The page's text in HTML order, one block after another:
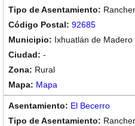
92685
Ixhuatlán de Madero
-
Rural
Mapa
El Becerro